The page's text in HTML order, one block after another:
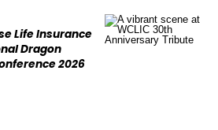
Life Insurance
Dragon
2026